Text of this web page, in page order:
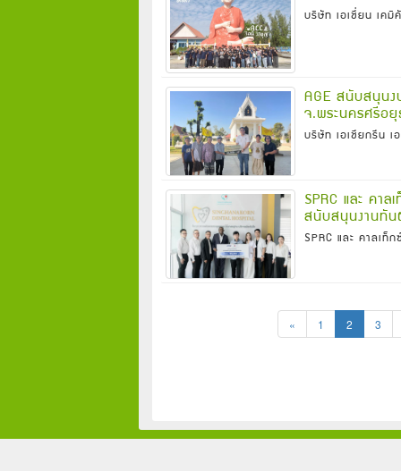
บริษัท เอเชี่ยน เค
AGE สนับสนุน
จ.พระนครศรีอ
บริษัท เอเชียกรีน
SPRC และ คา
สนับสนุนงานทั
SPRC และ คาลเท็
« 1 2 3